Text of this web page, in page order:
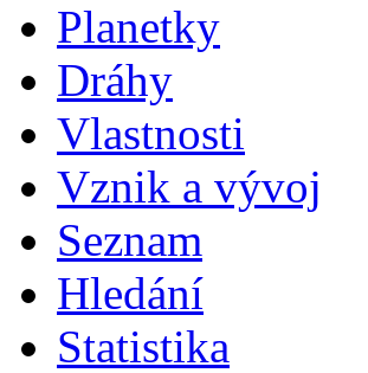
Planetky
Dráhy
Vlastnosti
Vznik a vývoj
Seznam
Hledání
Statistika